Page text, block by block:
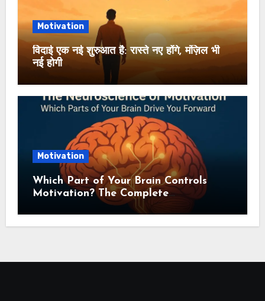
Motivation
विदाई एक नई शुरुआत है: रास्ते नए होंगे, मंज़िल भी
नई होगी
Motivation
Which Part of Your Brain Controls
Motivation? The Complete
Neuroscience Guide